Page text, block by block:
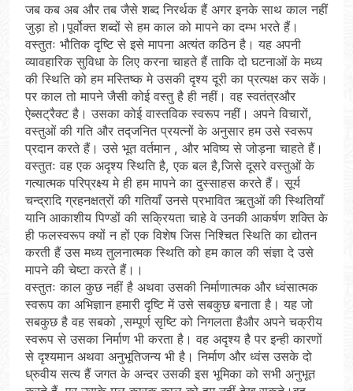
जब कब अब और तब जैसे शब्द निरर्थक हैं अगर इनके साथ काल नहीं
जुड़ा हो।पूर्वोक्त शब्दों से हम काल को मापने का दम्भ भरते हैं।
वस्तुतः भौतिक दृष्टि से इसे मापना अत्यंत कठिन है। यह अपनी
व्यावहारिक सुविधा के लिए करना चाहते हैं ताकि दो घटनाओं के मध्य
की स्थिति को हम मस्तिष्क मे उसकी दृश्य दूरी का प्रत्यक्ष कर सकें।
पर काल तो मापने जैसी कोई वस्तु है ही नहीं। वह स्वतंत्रऔर
ऐब्सट्रैक्ट है। उसका कोई वास्तविक स्वरूप नहीं। अपने विचारों,
वस्तुओं की गति और तद्जनित प्रयत्नों के अनुसार हम उसे स्वरूप
प्रदान करते हैं। उसे भूत वर्तमान , और भविष्य से जोड़ना चाहते हैं।
वस्तुतः वह एक अदृश्य स्थिति है, एक बल है,जिसे दूसरे वस्तुओं के
गत्यात्मक परिप्रक्ष्य मे ही हम मापने का दुस्साहस करते हैं। सूर्य
चन्द्रादि ग्रहनक्षत्रों की गतियाँ उनसे प्रभावित ऋतुओं की स्थितियाँ
यानि आकाशीय पिण्डों की सक्रियता चाहे वे उनकी आकर्षण शक्ति के
ही फलस्वरूप क्यों न हों एक विशेष जिस निश्चित स्थिति का द्योतन
करती हैं उस मध्य तुलनात्मक स्थिति को हम काल की संज्ञा दे उसे
मापने की चेष्टा करते हैं।।
वस्तुतः काल कुछ नहीं है अथवा उसकी निर्माणात्मक और ध्वंसात्मक
स्वरूप का अभिज्ञान हमारी दृष्टि में उसे सबकुछ बनाता है। यह जो
सबकुछ है वह सबको ,सम्पूर्ण सृष्टि को निगलता हैऔर अपने चक्रीय
स्वरूप से उसका निर्माण भी करता है। वह अदृश्य है पर इन्ही कारणों
से दृश्यमान अथवा अनुभूतिजन्य भी है। निर्माण और ध्वंस उसके दो
ध्रुवीय सत्य हैं जगत के अन्दर उसकी इस भूमिका को सभी अनुभूत